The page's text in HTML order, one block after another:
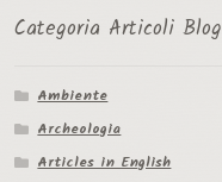
Categoria Articoli Blog
Ambiente
Archeologia
Articles in English